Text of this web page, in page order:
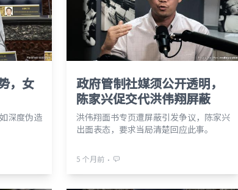
，女
深度伪造
政府管制社媒须公开透明，
陈家兴促交代洪伟翔屏蔽
洪伟翔面书专页遭屏蔽引发争议，陈家兴
出面表态，要求当局清楚回应此事。
5 个月前 ⋅